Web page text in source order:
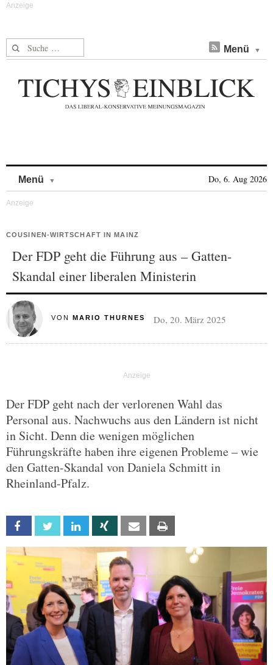
Suche nach: Menü
Menü Do, 6. Aug 2026
COUSINEN-WIRTSCHAFT IN MAINZ
Der FDP geht die Führung aus – Gatten-
Skandal einer liberalen Ministerin
VON MARIO THURNES Do, 20. März 2025
Der FDP geht nach der verlorenen Wahl das
Personal aus. Nachwuchs aus den Ländern ist nicht
in Sicht. Denn die wenigen möglichen
Führungskräfte haben ihre eigenen Probleme – wie
den Gatten-Skandal von Daniela Schmitt in
Rheinland-Pfalz.
Facebook Twitter Linkedin Xing Email